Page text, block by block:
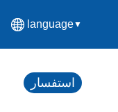
language▼
中文简体
English
استفسار